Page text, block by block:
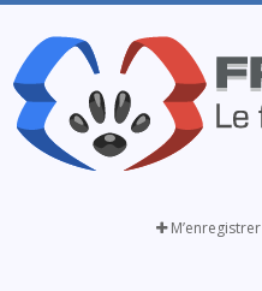
M’enregistrer